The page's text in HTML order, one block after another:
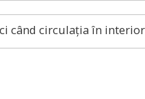
când circulația în